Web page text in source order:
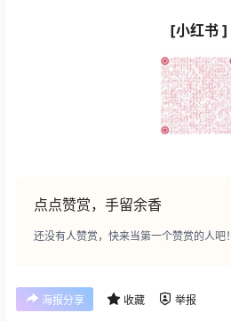
[小红书 ]
点点赞赏，手留余香
还没有人赞赏，快来当第一个赞赏的人吧！
海报分享 收藏 举报